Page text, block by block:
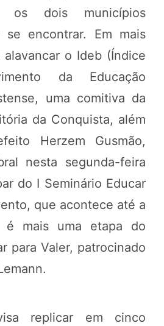
os dois municípios
se encontrar. Em mais
alavancar o Ideb (Índice
da Educação
uma comitiva da
da Conquista, além
Herzem Gusmão,
nesta segunda-feira
do I Seminário Educar
que acontece até a
é mais uma etapa do
para Valer, patrocinado
replicar em cinco